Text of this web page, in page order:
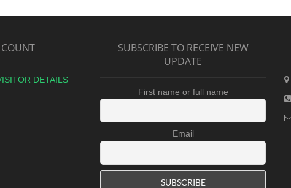
DETAILS
SUBSCRIBE TO RECEIVE NEW
UPDATE
First name or full name
Email